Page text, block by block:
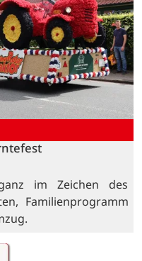
im Zeichen des
Familienprogramm